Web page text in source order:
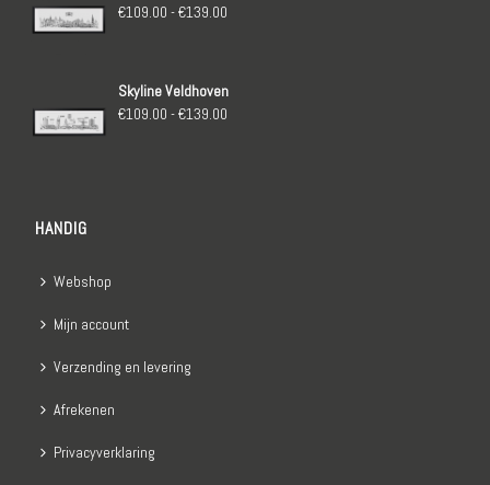
€109.00 -€139.00
Skyline Veldhoven
€109.00 -€139.00
HANDIG
Webshop
Mijn account
Verzending en levering
Afrekenen
Privacyverklaring